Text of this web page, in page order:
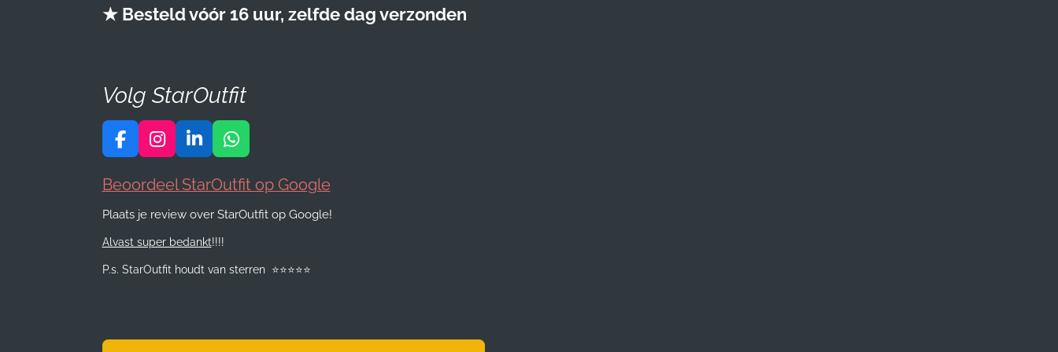
★ Besteld vóór 16 uur, zelfde dag verzonden
Volg StarOutfit
F
c
b
o
k
I
s
a
r
a
L
n
e
I
n
W
a
s
p
Beoordeel StarOutfit op Google
Plaats je review over StarOutfit op Google!
Alvast super bedankt!!!!
P.s. StarOutfit houdt van sterren ⭐️⭐️⭐️⭐️⭐️